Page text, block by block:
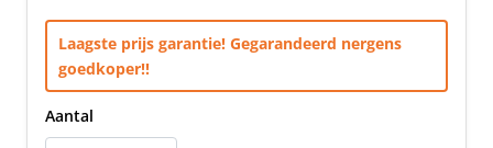
Laagste prijs garantie! Gegarandeerd nergens
goedkoper!!
Aantal